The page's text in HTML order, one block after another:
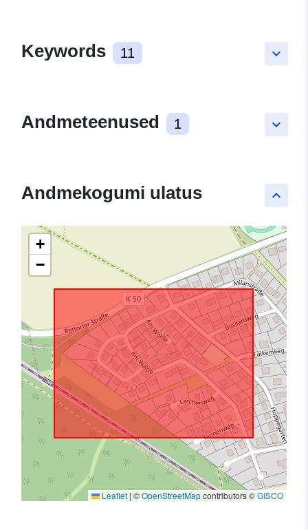
keyboard_arrow_down
Keywords 11
keyboard_arrow_down
Andmeteenused 1
keyboard_arrow_up
Andmekogumi ulatus
+
−
Leaflet | ©OpenStreetMapcontributors ©GISCO